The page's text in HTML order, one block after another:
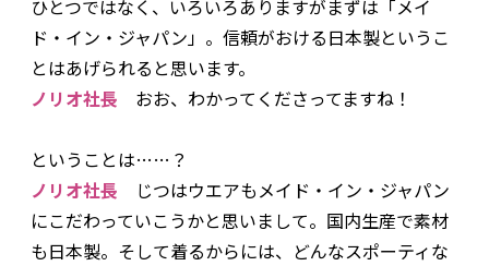
――ひとつではなく、いろいろありますがまずは「メイ
ド・イン・ジャパン」。信頼がおける日本製というこ
とはあげられると思います。
ノリオ社長 おお、わかってくださってますね！
――ということは……？
ノリオ社長 じつはウエアもメイド・イン・ジャパン
にこだわっていこうかと思いまして。国内生産で素材
も日本製。そして着るからには、どんなスポーティな